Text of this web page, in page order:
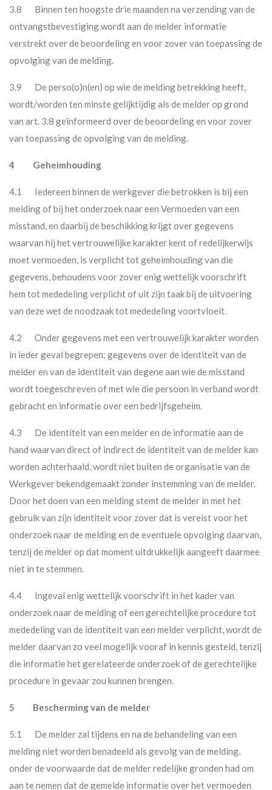
3.8 Binnen ten hoogste drie maanden na verzending van de
ontvangstbevestiging wordt aan de melder informatie
verstrekt over de beoordeling en voor zover van toepassing de
opvolging van de melding.
3.9 De perso(o)n(en) op wie de melding betrekking heeft,
wordt/worden ten minste gelijktijdig als de melder op grond
van art. 3.8 geïnformeerd over de beoordeling en voor zover
van toepassing de opvolging van de melding.
4 Geheimhouding
4.1 Iedereen binnen de werkgever die betrokken is bij een
melding of bij het onderzoek naar een Vermoeden van een
misstand, en daarbij de beschikking krijgt over gegevens
waarvan hij het vertrouwelijke karakter kent of redelijkerwijs
moet vermoeden, is verplicht tot geheimhouding van die
gegevens, behoudens voor zover enig wettelijk voorschrift
hem tot mededeling verplicht of uit zijn taak bij de uitvoering
van deze wet de noodzaak tot mededeling voortvloeit.
4.2 Onder gegevens met een vertrouwelijk karakter worden
in ieder geval begrepen: gegevens over de identiteit van de
melder en van de identiteit van degene aan wie de misstand
wordt toegeschreven of met wie die persoon in verband wordt
gebracht en informatie over een bedrijfsgeheim.
4.3 De identiteit van een melder en de informatie aan de
hand waarvan direct of indirect de identiteit van de melder kan
worden achterhaald, wordt niet buiten de organisatie van de
Werkgever bekendgemaakt zonder instemming van de melder.
Door het doen van een melding stemt de melder in met het
gebruik van zijn identiteit voor zover dat is vereist voor het
onderzoek naar de melding en de eventuele opvolging daarvan,
tenzij de melder op dat moment uitdrukkelijk aangeeft daarmee
niet in te stemmen.
4.4 Ingeval enig wettelijk voorschrift in het kader van
onderzoek naar de melding of een gerechtelijke procedure tot
mededeling van de identiteit van een melder verplicht, wordt de
melder daarvan zo veel mogelijk vooraf in kennis gesteld, tenzij
die informatie het gerelateerde onderzoek of de gerechtelijke
procedure in gevaar zou kunnen brengen.
5 Bescherming van de melder
5.1 De melder zal tijdens en na de behandeling van een
melding niet worden benadeeld als gevolg van de melding,
onder de voorwaarde dat de melder redelijke gronden had om
aan te nemen dat de gemelde informatie over het vermoeden